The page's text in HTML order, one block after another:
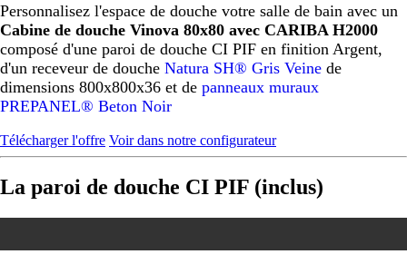
Personnalisez l'espace de douche votre salle de bain avec un
Cabine de douche Vinova 80x80 avec CARIBA H2000
composé d'une paroi de douche CI PIF en finition Argent,
d'un receveur de douche Natura SH® Gris Veine de
dimensions 800x800x36 et de panneaux muraux
PREPANEL® Beton Noir
Télécharger l'offre Voir dans notre configurateur
La paroi de douche CI PIF (inclus)